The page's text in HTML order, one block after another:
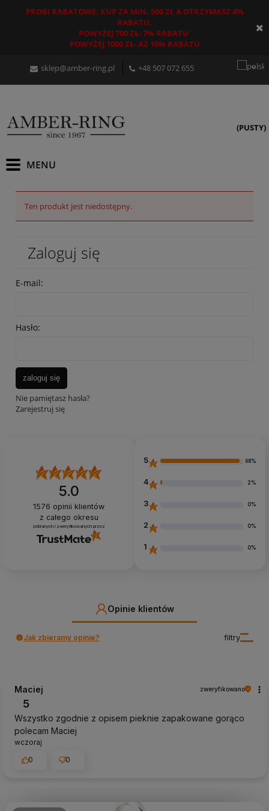
PROGI RABATOWE: KUP ZA MIN. 500 ZŁ A OTRZYMASZ 4%
RABATU,
POWYŻEJ 700 ZŁ- 7% RABATU
POWYŻEJ 1000 ZŁ- AŻ 10% RABATU
sklep@amber-ring.pl +48507 072 655
(PUSTY)
Ten produkt jest niedostępny.
Zaloguj się
E-mail:
Hasło:
zaloguj się
Nie pamiętasz hasła?
Zarejestruj się
5.0
1576 opinii klientów
z całego okresu
zebranych i zweryfikowanych przez
5 98%
4 2%
3 0%
2 0%
1 0%
Opinie klientów
filtry
Jak zbieramy opinie?
Maciej zweryfikowano
5
Wszystko zgodnie z opisem pieknie zapakowane gorąco
polecam Maciej
wczoraj
0
0